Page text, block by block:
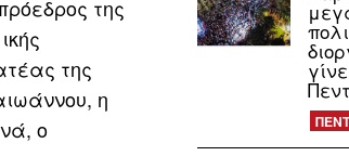
της
της
η
ο